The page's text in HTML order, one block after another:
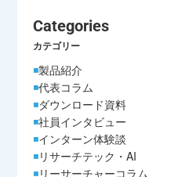
Categories
カテゴリー
製品紹介
代表コラム
ダウンロード資料
社員インタビュー
インターン体験談
リサーチテック・AI
リーサーチャーコラム